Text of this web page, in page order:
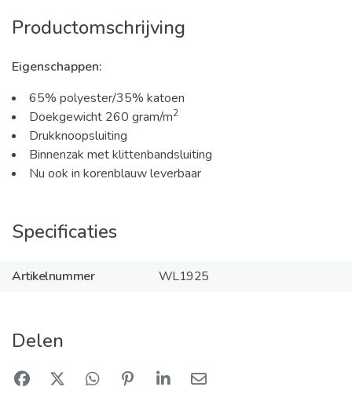
Productomschrijving
Eigenschappen:
65% polyester/35% katoen
Doekgewicht 260 gram/m2
Drukknoopsluiting
Binnenzak met klittenbandsluiting
Nu ook in korenblauw leverbaar
Specificaties
Artikelnummer WL1925
Delen